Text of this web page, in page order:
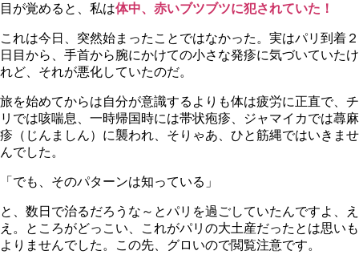
目が覚めると、私は体中、赤いブツブツに犯されていた！
これは今日、突然始まったことではなかった。実はパリ到着２
日目から、手首から腕にかけての小さな発疹に気づいていたけ
れど、それが悪化していたのだ。
旅を始めてからは自分が意識するよりも体は疲労に正直で、チ
リでは咳喘息、一時帰国時には帯状疱疹、ジャマイカでは蕁麻
疹（じんましん）に襲われ、そりゃあ、ひと筋縄ではいきませ
んでした。
「でも、そのパターンは知っている」
と、数日で治るだろうな～とパリを過ごしていたんですよ、え
え。ところがどっこい、これがパリの大土産だったとは思いも
よりませんでした。この先、グロいので閲覧注意です。